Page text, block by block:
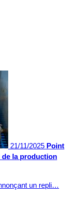
21/11/2025 Point
de la production
un repli…